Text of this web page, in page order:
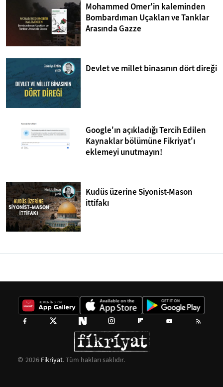
Mohammed Omer'in kaleminden
Bombardıman Uçakları ve Tanklar
Arasında Gazze
Devlet ve millet binasının dört direği
Google'ın açıkladığı Tercih Edilen
Kaynaklar bölümüne Fikriyat'ı
eklemeyi unutmayın!
Kudüs üzerine Siyonist-Mason
ittifakı
2026 Fikriyat. Tüm hakları saklıdır.